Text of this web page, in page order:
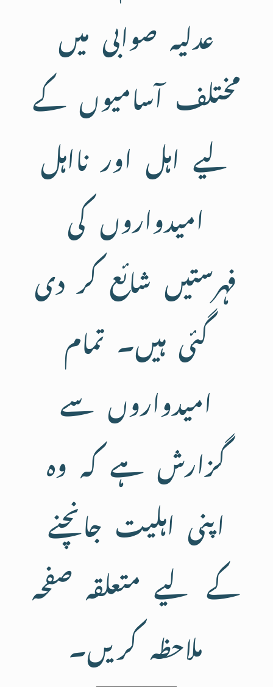
عدلیہ صوابی میں
مختلف آسامیوں کے
لیے اہل اور نااہل
امیدواروں کی
فہرستیں شائع کر دی
گئی ہیں۔ تمام
امیدواروں سے
گزارش ہے کہ وہ
اپنی اہلیت جانچنے
کے لیے متعلقہ صفحہ
ملاحظہ کریں۔